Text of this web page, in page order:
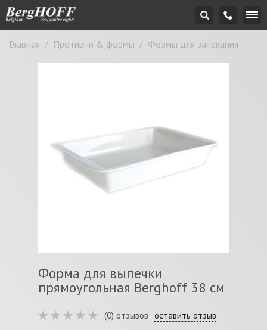
Главная / Противни & формы / Формы для запекания
Форма для выпечки
прямоугольная Berghoff 38 см
(0) отзывов оставить отзыв